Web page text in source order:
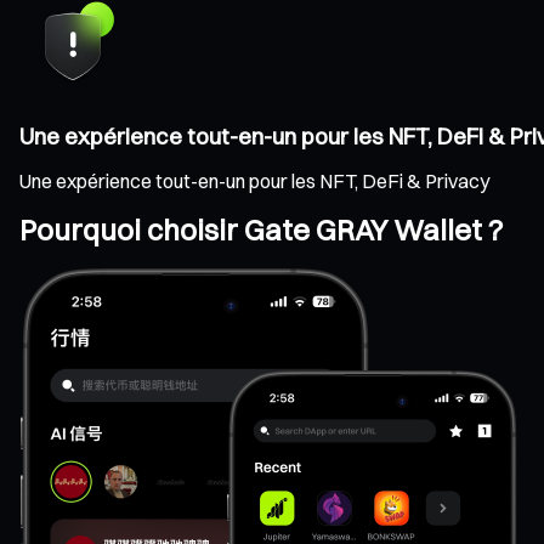
Une expérience tout-en-un pour les NFT, DeFi &
Une expérience tout-en-un pour les NFT, DeFi & Privacy
Pourquoi choisir Gate GRAY Wallet ?